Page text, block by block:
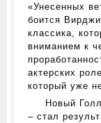
«Унесенных
боится
классика,
вниманием к
актерских
который уже
Новый
– стал